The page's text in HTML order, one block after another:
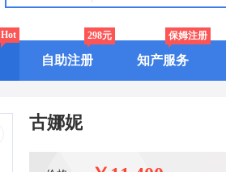
Hot
自助注册
298元
知产服务
保姆注册
古娜妮